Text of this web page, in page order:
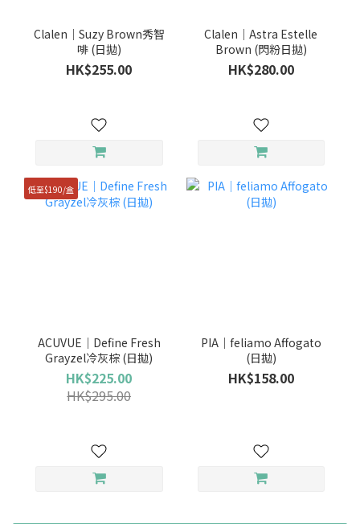
Clalen｜Suzy Brown秀智
啡 (日拋)
HK$255.00
Clalen｜Astra Estelle
Brown (閃粉日拋)
HK$280.00
低至$190/盒
ACUVUE｜Define Fresh
Grayzel冷灰棕 (日拋)
HK$225.00
HK$295.00
PIA｜feliamo Affogato
(日拋)
HK$158.00